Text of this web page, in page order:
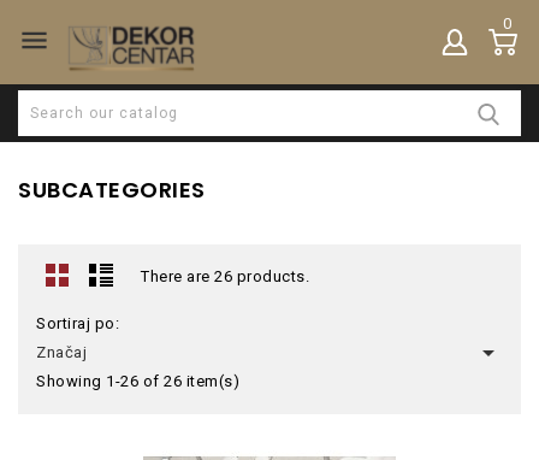

0
SUBCATEGORIES
There are 26 products.
Sortiraj po:
Značaj

Showing 1-26 of 26 item(s)